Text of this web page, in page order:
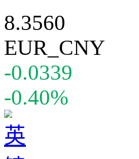
8.3560
EUR_CNY
-0.0339
-0.40%